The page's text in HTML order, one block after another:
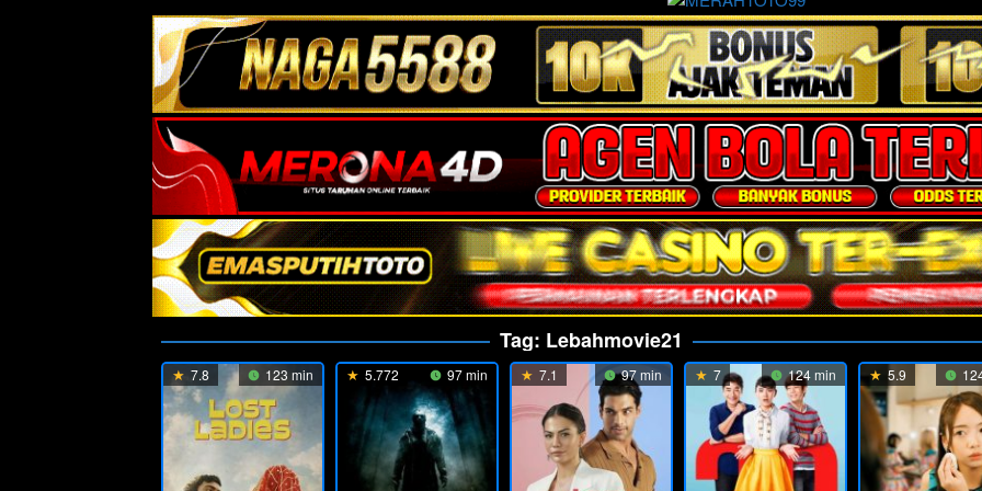
Tag: Lebahmovie21
7.8 123 min 5.772 97 min 7.1 97 min 7 124 min 5.9